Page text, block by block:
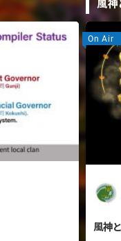
風神
風神
On Air